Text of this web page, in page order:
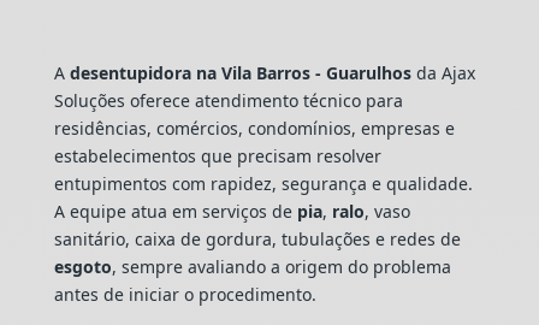
A desentupidora na Vila Barros - Guarulhosda Ajax
Soluções oferece atendimento técnico para
residências, comércios, condomínios, empresas e
estabelecimentos que precisam resolver
entupimentos com rapidez, segurança e qualidade.
A equipe atua em serviços de pia, ralo, vaso
sanitário, caixa de gordura, tubulações e redes de
esgoto, sempre avaliando a origem do problema
antes de iniciar o procedimento.